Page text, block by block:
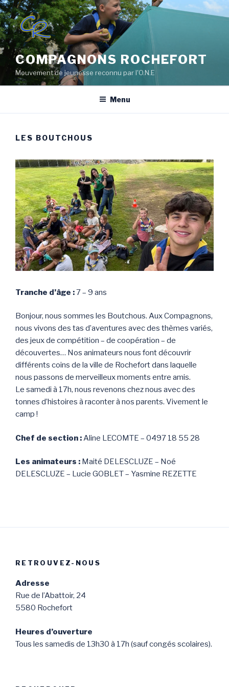
Aller
au
contenu
principal
COMPAGNONS ROCHEFORT
Mouvement de jeunesse reconnu par l'O.N.E
Menu
LES BOUTCHOUS
Tranche d’âge :7 – 9 ans
Bonjour, nous sommes les Boutchous. Aux Compagnons,
nous vivons des tas d’aventures avec des thèmes variés,
des jeux de compétition – de coopération – de
découvertes… Nos animateurs nous font découvrir
différents coins de la ville de Rochefort dans laquelle
nous passons de merveilleux moments entre amis.
Le samedi à 17h, nous revenons chez nous avec des
tonnes d’histoires à raconter à nos parents. Vivement le
camp !
Chef de section :Aline LECOMTE – 0497 18 55 28
Les animateurs : Maité DELESCLUZE – Noé
DELESCLUZE – Lucie GOBLET – Yasmine REZETTE
RETROUVEZ-NOUS
Adresse
Rue de l’Abattoir, 24
5580 Rochefort
Heures d’ouverture
Tous les samedis de 13h30 à 17h (sauf congés scolaires).